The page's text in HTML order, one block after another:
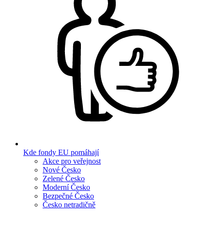
Kde fondy EU pomáhají
Akce pro veřejnost
Nové Česko
Zelené Česko
Moderní Česko
Bezpečné Česko
Česko netradičně